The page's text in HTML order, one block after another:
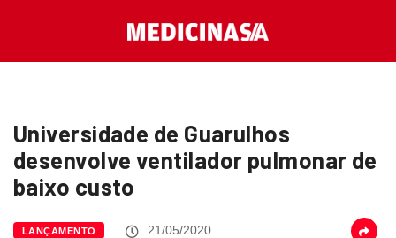
Universidade de Guarulhos
desenvolve ventilador pulmonar de
baixo custo
LANÇAMENTO 21/05/2020